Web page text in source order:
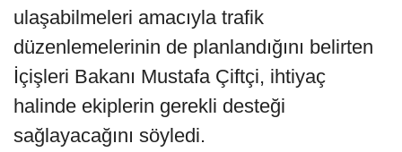
ulaşabilmeleri amacıyla trafik
düzenlemelerinin de planlandığını belirten
İçişleri Bakanı Mustafa Çiftçi, ihtiyaç
halinde ekiplerin gerekli desteği
sağlayacağını söyledi.